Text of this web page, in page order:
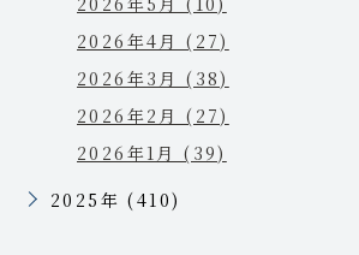
2026年4月 (27)
2026年3月 (38)
2026年2月 (27)
2026年1月 (39)
2025年 (410)